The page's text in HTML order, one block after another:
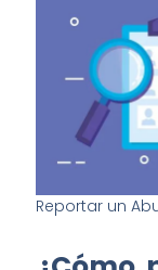
Reportar un